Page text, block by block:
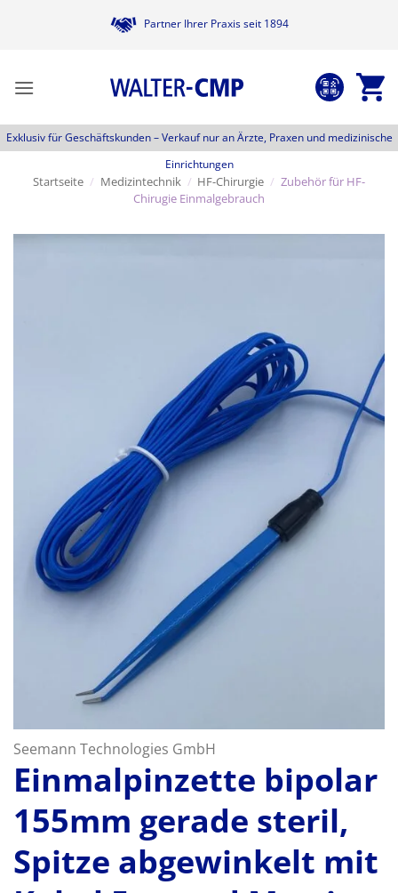
Partner Ihrer Praxis seit 1894
Exklusiv für Geschäftskunden –Verkauf nur an Ärzte, Praxen und medizinische
Einrichtungen
Startseite / Medizintechnik / HF-Chirurgie / Zubehör für HF-
Chirugie Einmalgebrauch
Seemann Technologies GmbH
Einmalpinzette bipolar
155mm gerade steril,
Spitze abgewinkelt mit